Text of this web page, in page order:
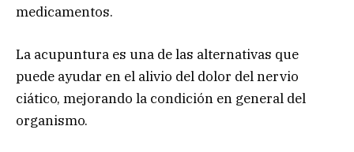
medicamentos.
La acupuntura es una de las alternativas que
puede ayudar en el alivio del dolor del nervio
ciático, mejorando la condición en general del
organismo.